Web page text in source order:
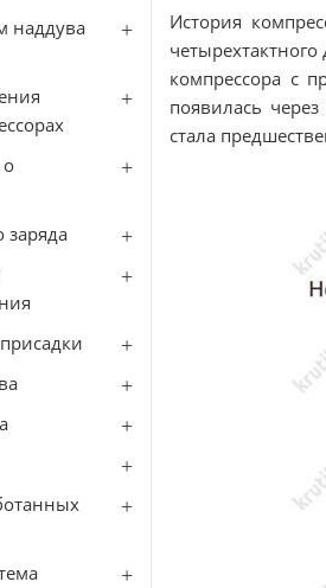
наддува
о
заряда
История
компрессора с
появилась
стала